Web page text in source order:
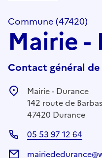
Commune (47420)
Mairie -
Contact général
Mairie - Durance
142 route de
47420 Durance
05 53 97 12 64